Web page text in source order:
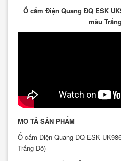
Ổ cắm Điện Quang ĐQ ESK
màu
MÔ TẢ SẢN PHẨM
Ổ cắm Điện Quang ĐQ ESK
Trắng Đỏ)